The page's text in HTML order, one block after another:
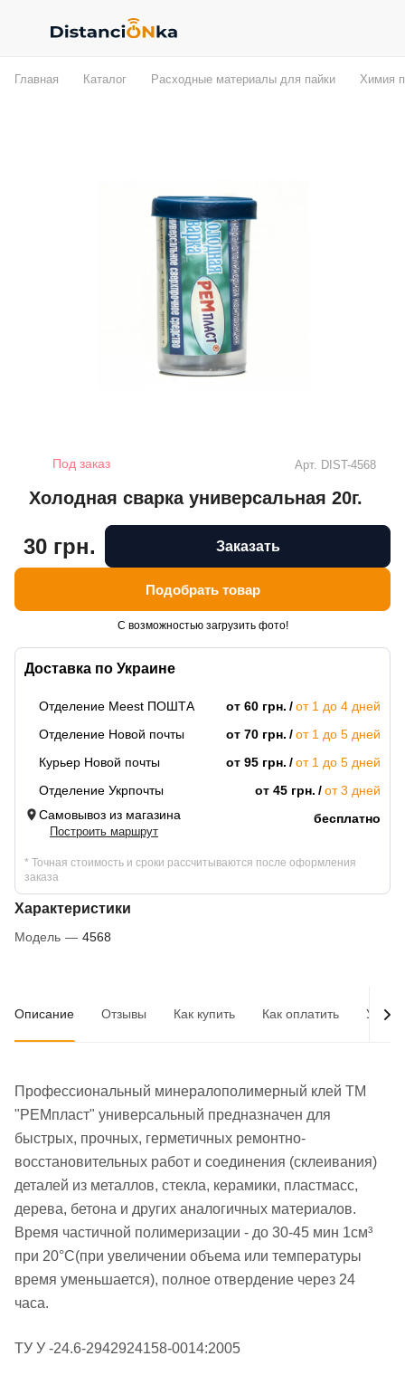
Главная Каталог Расходные материалы для пайки Химия
Под заказ Арт. DIST-4568
Холодная сварка универсальная 20г.
Доставка по Украине
Отделение Meest ПОШТА от 60 грн.
от 1 до 4 дней
Отделение Новой почты
от 70 грн.
от 1 до 5 дней
Курьер Новой почты
от 95 грн.
от 1 до 5 дней
Отделение Укрпочты
от 45 грн.
от 3 дней
Самовывоз из магазина
Построить маршрут
бесплатно
* Точная стоимость и сроки рассчитываются после оформления
заказа
Характеристики
Модель — 4568
30 грн. Заказать
Подобрать товар
С возможностью загрузить фото!
Описание Отзывы Как купить Как оплатить
Профессиональный минералополимерный клей ТМ
"РЕМпласт" универсальный предназначен для
быстрых, прочных, герметичных ремонтно-
восстановительных работ и соединения (склеивания)
деталей из металлов, стекла, керамики, пластмасс,
дерева, бетона и других аналогичных материалов.
Время частичной полимеризации - до 30-45 мин 1см³
при 20°С(при увеличении объема или температуры
время уменьшается), полное отвердение через 24
часа.
ТУ У -24.6-2942924158-0014:2005